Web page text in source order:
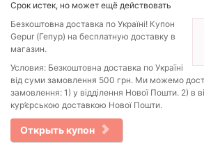
Срок истек, но может ещё действовать
Безкоштовна доставка по Україні! Купон
Gepur (Гепур) на бесплатную доставку в
магазин.
Условия: Безкоштовна доставка по Україні
від суми замовлення 500 грн. Ми можемо
замовлення: 1) у відділення Нової Пошти. 2) в
кур’єрською доставкою Нової Пошти.
Открыть купон